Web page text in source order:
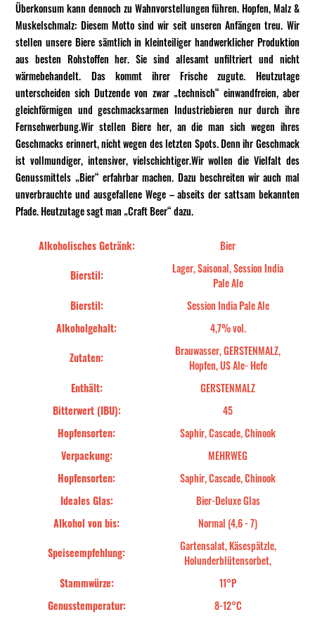
Überkonsum kann dennoch zu Wahnvorstellungen führen. Hopfen, Malz &
Muskelschmalz: Diesem Motto sind wir seit unseren Anfängen treu. Wir
stellen unsere Biere sämtlich in kleinteiliger handwerklicher Produktion
aus besten Rohstoffen her. Sie sind allesamt unfiltriert und nicht
wärmebehandelt. Das kommt ihrer Frische zugute. Heutzutage
unterscheiden sich Dutzende von zwar „technisch“ einwandfreien, aber
gleichförmigen und geschmacksarmen Industriebieren nur durch ihre
Fernsehwerbung.Wir stellen Biere her, an die man sich wegen ihres
Geschmacks erinnert, nicht wegen des letzten Spots. Denn ihr Geschmack
ist vollmundiger, intensiver, vielschichtiger.Wir wollen die Vielfalt des
Genussmittels „Bier“ erfahrbar machen. Dazu beschreiten wir auch mal
unverbrauchte und ausgefallene Wege – abseits der sattsam bekannten
Pfade. Heutzutage sagt man „Craft Beer“ dazu.
Alkoholisches Getränk:
Bier
Bierstil:
Lager, Saisonal, Session India
Pale Ale
Bierstil:
Session India Pale Ale
Alkoholgehalt:
4,7% vol.
Zutaten:
Brauwasser, GERSTENMALZ,
Hopfen, US Ale- Hefe
Enthält:
GERSTENMALZ
Bitterwert (IBU):
45
Hopfensorten:
Saphir, Cascade, Chinook
Verpackung:
MEHRWEG
Hopfensorten:
Saphir, Cascade, Chinook
Ideales Glas:
Bier-Deluxe Glas
Alkohol von bis:
Normal (4,6 - 7)
Speiseempfehlung:
Gartensalat, Käsespätzle,
Holunderblütensorbet,
Stammwürze:
11°P
Genusstemperatur:
8-12°C